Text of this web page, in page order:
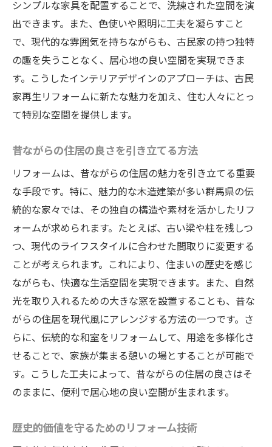
シンプルな家具を配置することで、洗練された空間を演
出できます。また、色使いや照明に工夫を凝らすこと
で、現代的な雰囲気を持ちながらも、古民家の持つ独特
の趣を失うことなく、居心地の良い空間を実現できま
す。こうしたインテリアデザインのアプローチは、古民
家再生リフォームに新たな魅力を加え、住む人々にとっ
て特別な空間を提供します。
昔ながらの住居の良さを引き立てる方法
リフォームは、昔ながらの住居の魅力を引き立てる重要
な手段です。特に、魅力的な木造建築が多い群馬県の伝
統的な家々では、その独自の構造や素材を活かしたリフ
ォームが求められます。たとえば、古い梁や柱を残しつ
つ、現代のライフスタイルに合わせた間取りに変更する
ことが考えられます。これにより、住まいの歴史を感じ
ながらも、快適な生活空間を実現できます。また、自然
光を取り入れるための大きな窓を設置することも、昔な
がらの住居を現代風にアレンジする方法の一つです。さ
らに、伝統的な和室をリフォームして、用途を多様化さ
せることで、家族が集まる憩いの場とすることが可能で
す。こうした工夫によって、昔ながらの住居の良さはそ
のままに、便利で居心地の良い空間が生まれます。
歴史的価値を守るためのリフォーム技術